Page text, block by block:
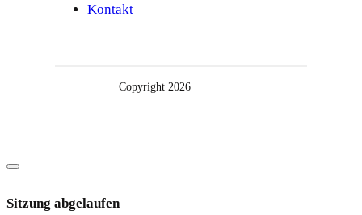
Kontakt
Copyright 2026
Dialog
Sitzung abgelaufen